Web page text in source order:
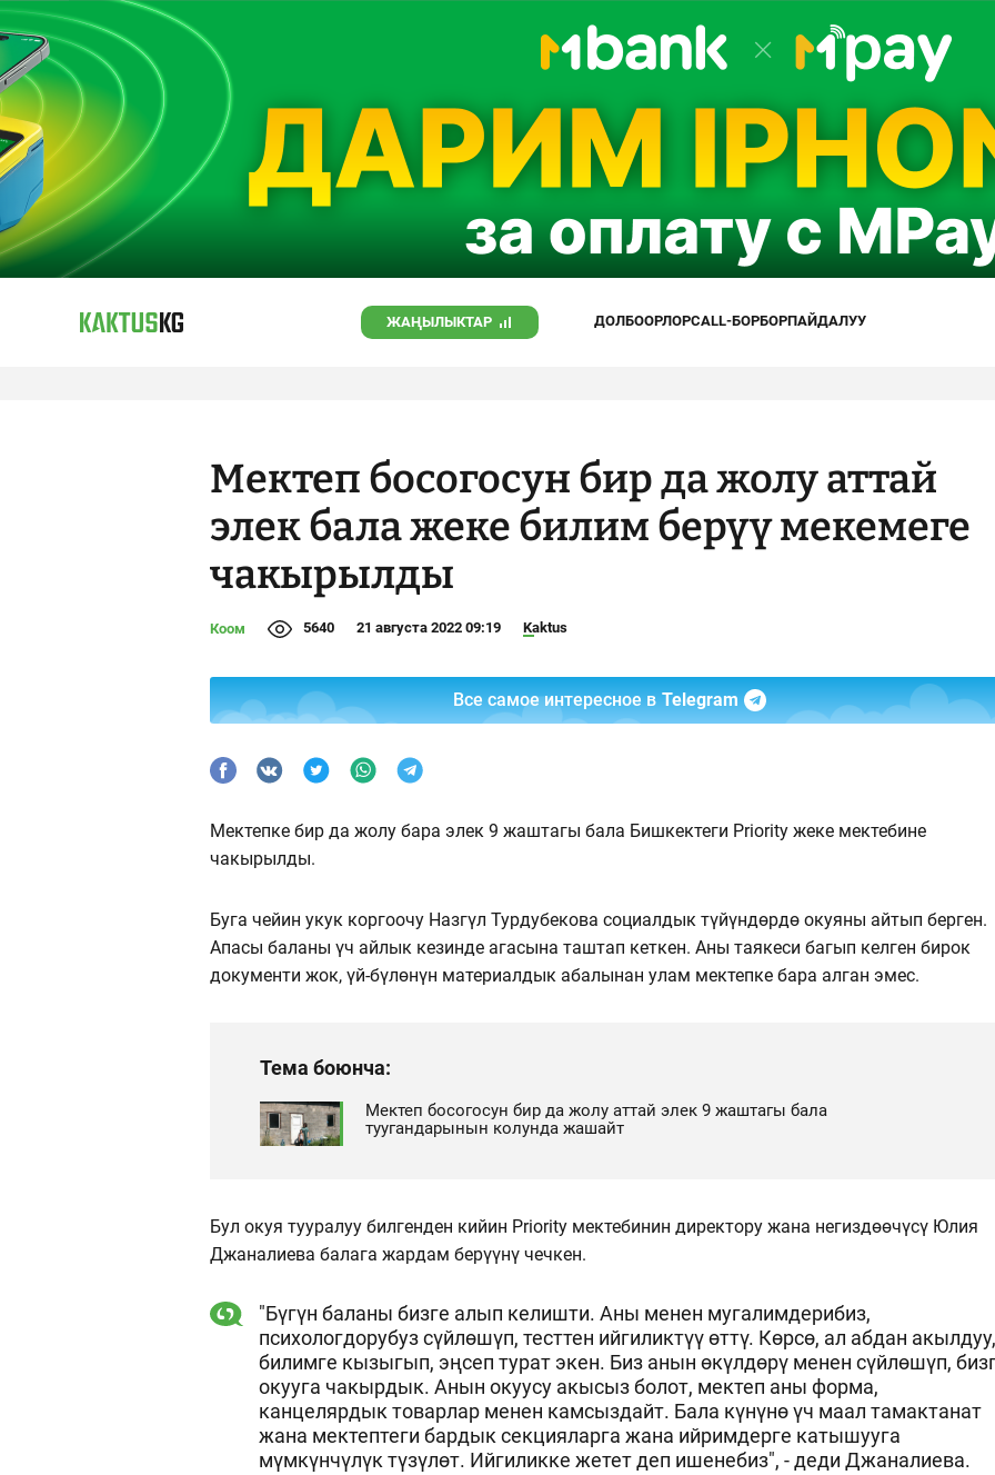
ЖАҢЫЛЫКТАР ДОЛБООРЛОРCALL-БОРБОРПАЙДАЛУУ
Мектеп босогосун бир да жолу аттай
элек бала жеке билим берүү мекемеге
чакырылды
Коом 5640 21 августа 2022 09:19 Kaktus
Все самое интересное в Telegram
Мектепке бир да жолу бара элек 9 жаштагы бала Бишкектеги Priority жеке мектебине
чакырылды.
Буга чейин укук коргоочу Назгүл Турдубекова социалдык түйүндөрдө окуяны айтып берген.
Апасы баланы үч айлык кезинде агасына таштап кеткен. Аны таякеси багып келген бирок
документи жок, үй-бүлөнүн материалдык абалынан улам мектепке бара алган эмес.
Тема боюнча:
Мектеп босогосун бир да жолу аттай элек 9 жаштагы бала
туугандарынын колунда жашайт
Бул окуя тууралуу билгенден кийин Priority мектебинин директору жана негиздөөчүсү Юлия
Джаналиева балага жардам берүүнү чечкен.
"Бүгүн баланы бизге алып келишти. Аны менен мугалимдерибиз,
психологдорубуз сүйлөшүп, тесттен ийгиликтүү өттү. Көрсө, ал абдан акылдуу,
билимге кызыгып, эңсеп турат экен. Биз анын өкүлдөрү менен сүйлөшүп,
окууга чакырдык. Анын окуусу акысыз болот, мектеп аны форма,
канцелярдык товарлар менен камсыздайт. Бала күнүнө үч маал тамактанат
жана мектептеги бардык секцияларга жана ийримдерге катышууга
мүмкүнчүлүк түзүлөт. Ийгиликке жетет деп ишенебиз", - деди Джаналиева.